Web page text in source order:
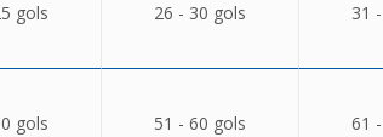
gols 26 - 30 gols 31
gols 51 - 60 gols 61